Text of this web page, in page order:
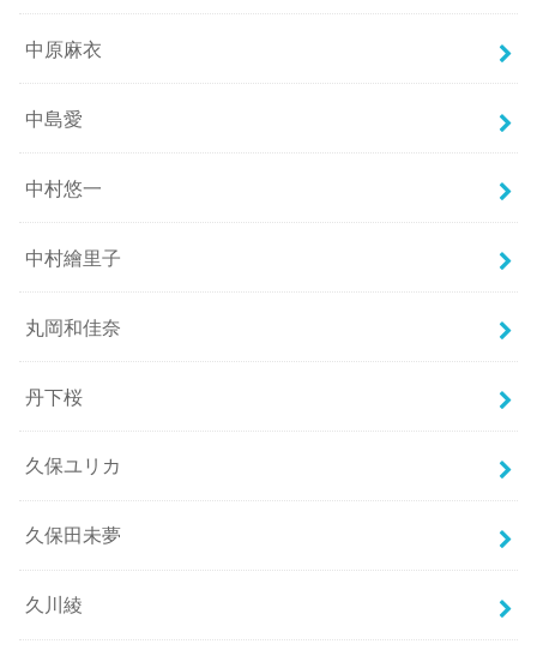
中原麻衣
中島愛
中村悠一
中村繪里子
丸岡和佳奈
丹下桜
久保ユリカ
久保田未夢
久川綾